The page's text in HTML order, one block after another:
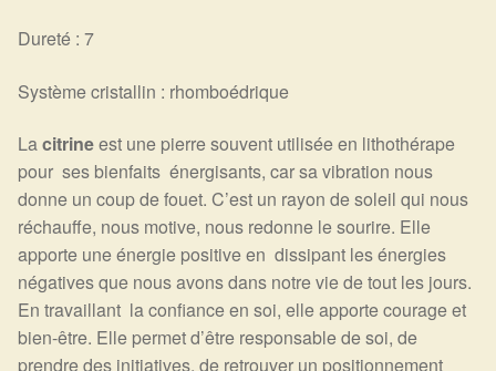
Dureté : 7
Système cristallin : rhomboédrique
Lacitrineest une pierre souvent utilisée en lithothérape
pour ses bienfaits énergisants, car sa vibration nous
donne un coup de fouet. C’est un rayon de soleil qui nous
réchauffe, nous motive, nous redonne le sourire. Elle
apporte une énergie positive en dissipant les énergies
négatives que nous avons dans notre vie de tout les jours.
En travaillant la confiance en soi, elle apporte courage et
bien-être. Elle permet d’être responsable de soi, de
prendre des initiatives, de retrouver un positionnement